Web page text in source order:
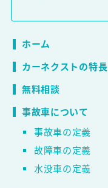
ホーム
カーネクストの特長
無料相談
事故車について
事故車の定義
故障車の定義
水没車の定義